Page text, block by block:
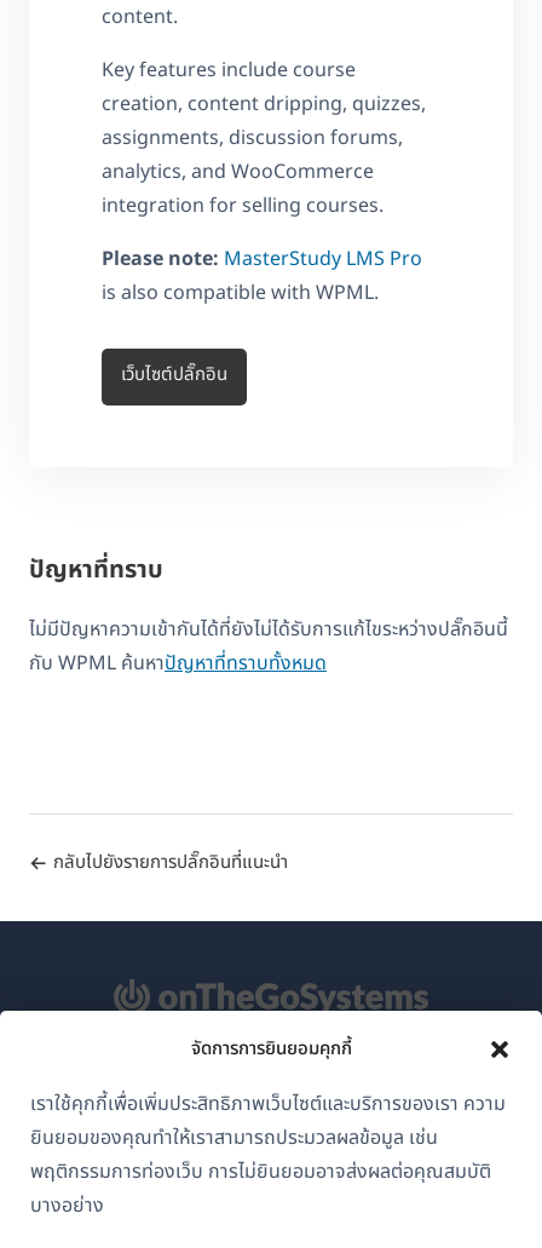
จัดการการยินยอมคุกกี้
เราใช้คุกกี้เพื่อเพิ่มประสิทธิภาพเว็บไซต์และบริการของเรา ความ
ยินยอมของคุณทำให้เราสามารถประมวลผลข้อมูล เช่น
พฤติกรรมการท่องเว็บ การไม่ยินยอมอาจส่งผลต่อคุณสมบัติ
บางอย่าง
content.
Key features include course
creation, content dripping, quizzes,
assignments, discussion forums,
analytics, and WooCommerce
integration for selling courses.
Please note: MasterStudy LMS Pro
is also compatible with WPML.
เว็บไซต์ปลั๊กอิน
ปัญหาที่ทราบ
ไม่มีปัญหาความเข้ากันได้ที่ยังไม่ได้รับการแก้ไขระหว่างปลั๊กอินนี้
กับ WPML ค้นหาปัญหาที่ทราบทั้งหมด
กลับไปยังรายการปลั๊กอินที่แนะนำ
GDPR และนโยบายความเป็นส่วนตัว
เข้าร่วมทีมของเรา(เปิด